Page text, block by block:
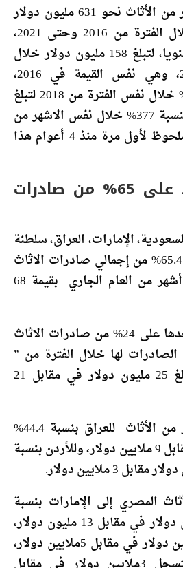
وسجلت صادرات مصر من الأثاث نحو 631 مليون دولار
خلال أول 5 أشهر خلال الفترة من 2016 وحتى 2021،
حيث شهدت تذبذبا سنويا، لتبلغ 158 مليون دولار خلال
تلك الأشهر من 2017، وهي نفس القيمة في 2016،
وتراجعت بنسبة 17.7% خلال نفس الفترة من 2018 لتبلغ
130 مليون دولار، ثم بنسبة 377% خلال نفس الاشهر من
2019، ثم نمت بشكل ملحوظ لأول مرة منذ 4 أعوام هذا
5 دول تستحوذ على 65% من صادرات
دول ” السعودية، الإمارات، العراق، سلطنة
عمان، السودان” على 65.4% من إجمالي صادرات الاثاث
المصري خلال أول 5 أشهر من العام الجاري بقيمة 68
وتسيطر السعودية وحدها على 24% من صادرات الاثاث
لها خلال الفترة من ”
يناير- مايو 2021″ لتبلغ 25 مليون دولار في مقابل 21
وزادت صادرات مصر من الأثاث للعراق بنسبة 44.4%
لتبلغ 13 مليون دولار مقابل 9 ملايين دولار، وللأردن بنسبة
المصري إلى الإمارات بنسبة
7.7% لتسجل 14 مليون دولار في مقابل 13 مليون دولار،
وللسودان لتبلغ 8 ملايين دولار في مقابل 5ملايين دولار،